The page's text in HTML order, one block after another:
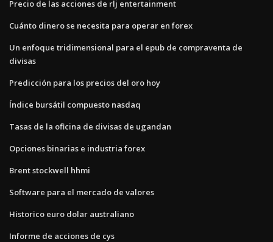
Precio de las acciones de rlj entertainment
Cuánto dinero se necesita para operar en forex
Un enfoque tridimensional para el epub de compraventa de
divisas
Predicción para los precios del oro hoy
Índice bursátil compuesto nasdaq
Tasas de la oficina de divisas de ugandan
Opciones binarias e industria forex
Brent stockwell hhmi
Software para el mercado de valores
Historico euro dolar australiano
Informe de acciones de cys